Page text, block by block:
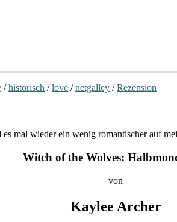
/historisch /love /netgalley /Rezension
mal wieder ein wenig romantischer auf
Witch of the Wolves:
von
Kaylee Archer